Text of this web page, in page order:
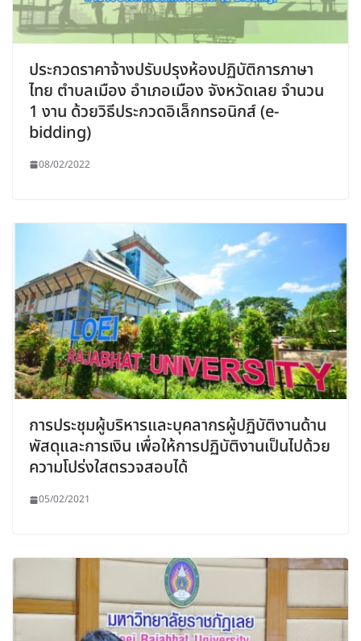
ประกวดราคาจ้างปรับปรุงห้องปฏิบัติการภาษา
ไทย ตำบลเมือง อำเภอเมือง จังหวัดเลย จำนวน
1 งาน ด้วยวิธีประกวดอิเล็กทรอนิกส์ (e-
bidding)
08/02/2022
การประชุมผู้บริหารและบุคลากรผู้ปฏิบัติงานด้าน
พัสดุและการเงิน เพื่อให้การปฏิบัติงานเป็นไปด้วย
ความโปร่งใสตรวจสอบได้
05/02/2021